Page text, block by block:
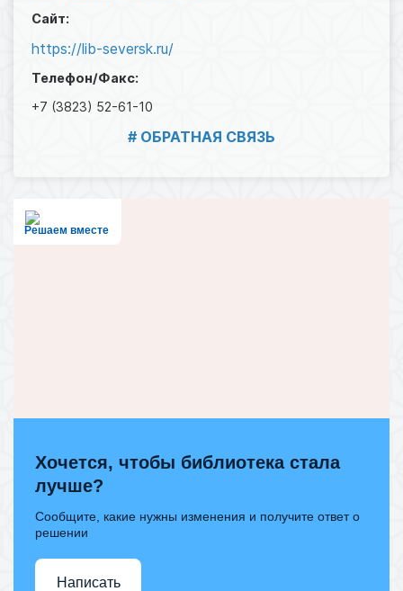
Сайт:
https://lib-seversk.ru/
Телефон/Факс:
+7 (3823) 52-61-10
# ОБРАТНАЯ СВЯЗЬ
Решаем вместе
Хочется, чтобы библиотека стала
лучше?
Сообщите, какие нужны изменения и получите ответ о
решении
Написать